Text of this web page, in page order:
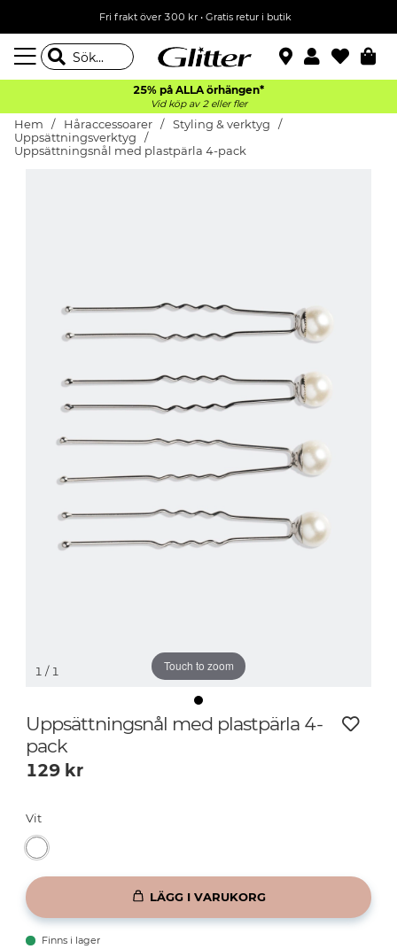
Fri frakt över 300 kr• Gratis retur i butik
25% på ALLA örhängen*
Vid köp av 2 eller fler
Hem Håraccessoarer
Styling & verktyg
Uppsättningsverktyg
Uppsättningsnål med plastpärla 4-pack
Touch to zoom
1 / 1
Uppsättningsnål med plastpärla 4-
pack
129 kr
Vit
LÄGG I VARUKORG
Finns i lager